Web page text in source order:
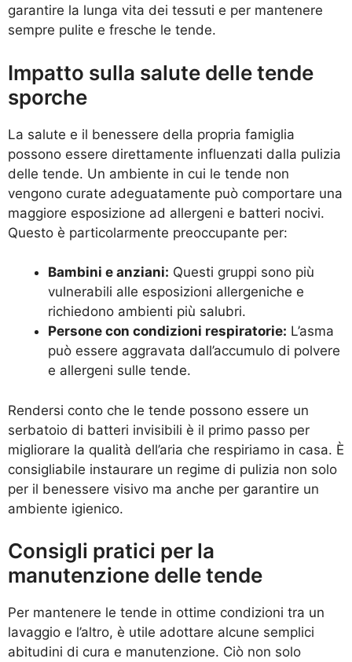
garantire la lunga vita dei tessuti e per mantenere
sempre pulite e fresche le tende.
Impatto sulla salute delle tende
sporche
La salute e il benessere della propria famiglia
possono essere direttamente influenzati dalla pulizia
delle tende. Un ambiente in cui le tende non
vengono curate adeguatamente può comportare una
maggiore esposizione ad allergeni e batteri nocivi.
Questo è particolarmente preoccupante per:
Bambini e anziani: Questi gruppi sono più
vulnerabili alle esposizioni allergeniche e
richiedono ambienti più salubri.
Persone con condizioni respiratorie: L’asma
può essere aggravata dall’accumulo di polvere
e allergeni sulle tende.
Rendersi conto che le tende possono essere un
serbatoio di batteri invisibili è il primo passo per
migliorare la qualità dell’aria che respiriamo in casa. È
consigliabile instaurare un regime di pulizia non solo
per il benessere visivo ma anche per garantire un
ambiente igienico.
Consigli pratici per la
manutenzione delle tende
Per mantenere le tende in ottime condizioni tra un
lavaggio e l’altro, è utile adottare alcune semplici
abitudini di cura e manutenzione. Ciò non solo